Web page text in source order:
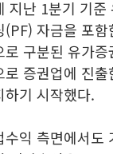
지난 1분기 기준
(PF) 자금을 포
로 구분된 유가
로 증권업에 진
하기 시작했다.
수익 측면에서도